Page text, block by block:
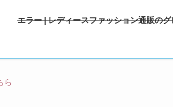
エラー | レディースファッション通販の
ら